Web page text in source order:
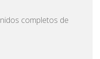
completos de